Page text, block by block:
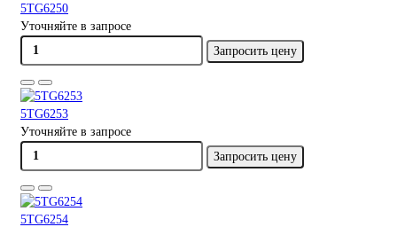
5TG6250
Уточняйте в запросе
Запросить цену
5TG6253
Уточняйте в запросе
Запросить цену
5TG6254